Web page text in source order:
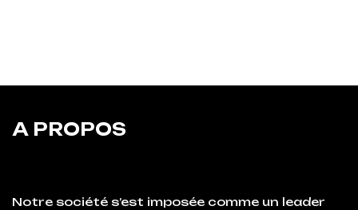
A PROPOS
Notre société s’est imposée comme un leader